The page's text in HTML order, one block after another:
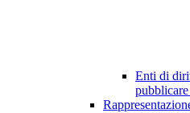
Enti di